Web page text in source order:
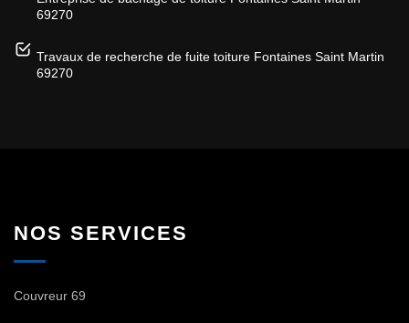
69270
Travaux de recherche de fuite toiture Fontaines Saint Martin
69270
NOS SERVICES
Couvreur 69